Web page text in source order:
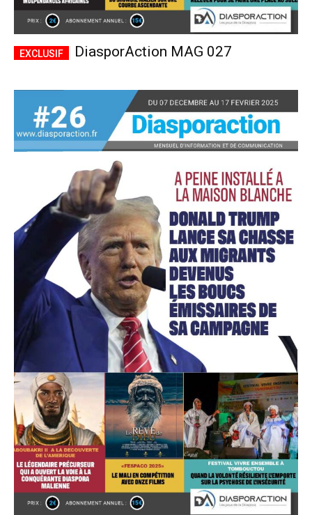
Plans d'abonnement
Accès gratuit
Gratuit /accès limité
Quelques articles
Annonces
Tous les articles
Le magazine
CHOISIR LE FORFAIT
DiasporAction MAG 027